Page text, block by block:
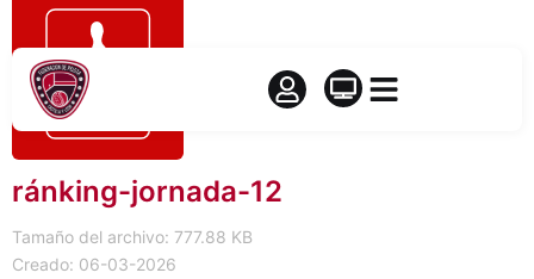
ránking-jornada-12
Tamaño del archivo: 777.88 KB
Creado: 06-03-2026